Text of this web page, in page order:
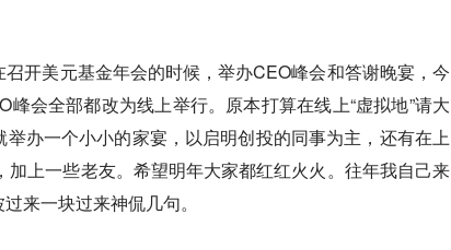
开美元基金年会的时候，举办CEO峰会和答谢晚宴，今
会全部都改为线上举行。原本打算在线上“虚拟地”请大
办一个小小的家宴，以启明创投的同事为主，还有在上
上一些老友。希望明年大家都红红火火。往年我自己来
来一块过来神侃几句。